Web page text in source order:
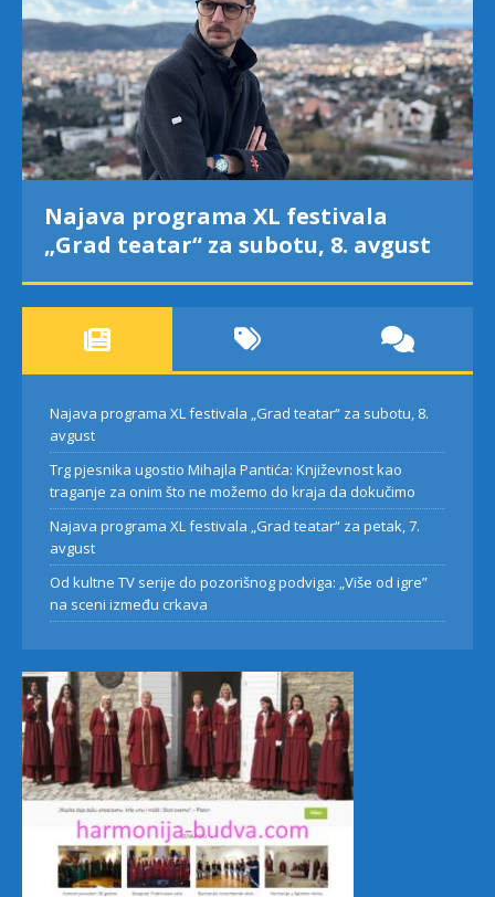
Najava programa XL festivala
„Grad teatar“ za subotu, 8. avgust
Najava programa XL festivala „Grad teatar“ za subotu, 8.
avgust
Trg pjesnika ugostio Mihajla Pantića: Književnost kao
traganje za onim što ne možemo do kraja da dokučimo
Najava programa XL festivala „Grad teatar“ za petak, 7.
avgust
Od kultne TV serije do pozorišnog podviga: „Više od igre”
na sceni između crkava